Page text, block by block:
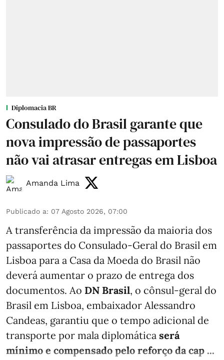
Diplomacia BR
Consulado do Brasil garante que
nova impressão de passaportes
não vai atrasar entregas em Lisboa
Amanda Lima
Publicado a: 07 Agosto 2026, 07:00
A transferência da impressão da maioria dos
passaportes do Consulado-Geral do Brasil em
Lisboa para a Casa da Moeda do Brasil não
deverá aumentar o prazo de entrega dos
documentos. Ao DN Brasil, o cônsul-geral do
Brasil em Lisboa, embaixador Alessandro
Candeas, garantiu que o tempo adicional de
transporte por mala diplomática será
mínimo e compensado pelo reforço da cap ...